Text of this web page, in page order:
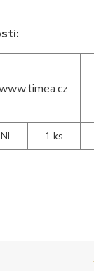
1 ks